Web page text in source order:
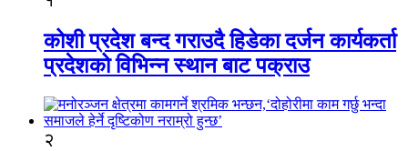
कोशी प्रदेश बन्द गराउदै हिडेका दर्जन कार्यकर्ता
प्रदेशको विभिन्न स्थान बाट पक्राउ
२